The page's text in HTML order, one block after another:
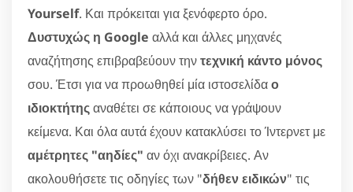
Yourself. Και πρόκειται για ξενόφερτο όρο.
Δυστυχώς η Google αλλά και άλλες μηχανές
αναζήτησης επιβραβεύουν τηντεχνική κάντο μόνος
σου. Έτσι για να προωθηθεί μία ιστοσελίδαο
ιδιοκτήτηςαναθέτει σε κάποιους να γράψουν
κείμενα. Και όλα αυτά έχουν κατακλύσει το Ίντερνετ με
αμέτρητες "αηδίες" αν όχι ανακρίβειες. Αν
ακολουθήσετε τις οδηγίες των "δήθεν ειδικών" τις